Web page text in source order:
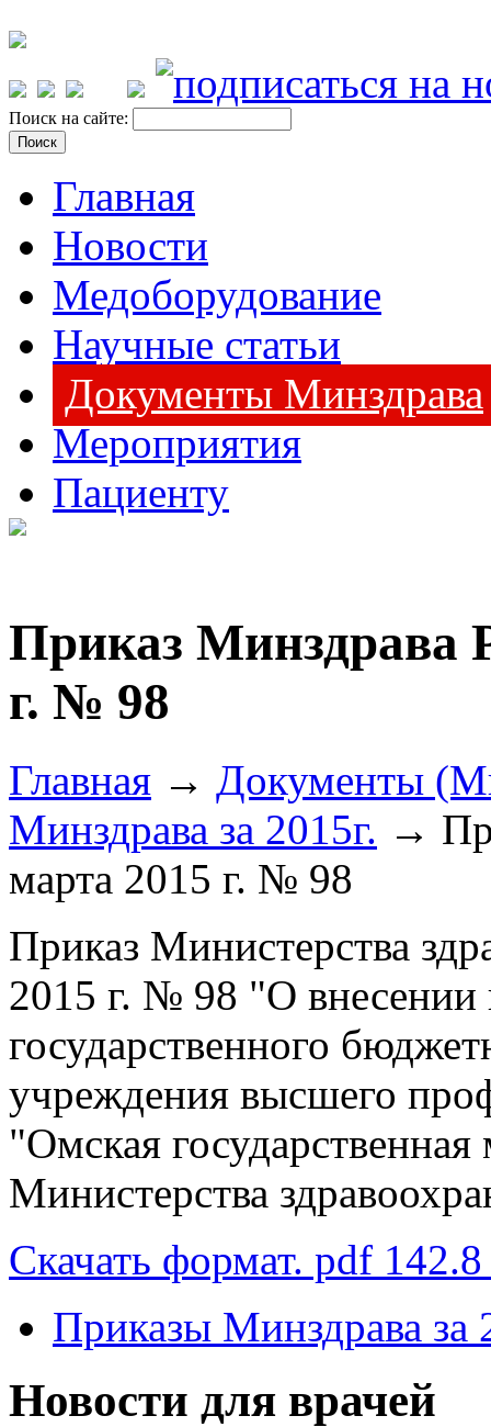
Поиск на сайте:
Главная
Новости
Медоборудование
Научные статьи
Документы Минздрава
Мероприятия
Пациенту
Приказ Минздрава
г. № 98
Главная → Документы
Минздрава за 2015г. →
марта 2015 г. № 98
Приказ Министерства
2015 г. № 98 "О внесении
государственного
учреждения высшего
"Омская
Министерства
Скачать формат. pdf
Приказы Минздрава за
Новости для врачей